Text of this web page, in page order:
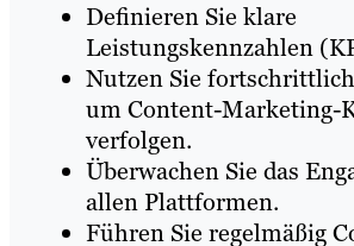
Definieren Sie klare
Leistungskennzahlen
Nutzen Sie
um Content-Marketing-
verfolgen.
Überwachen Sie das
allen Plattformen.
Führen Sie regelmäßig